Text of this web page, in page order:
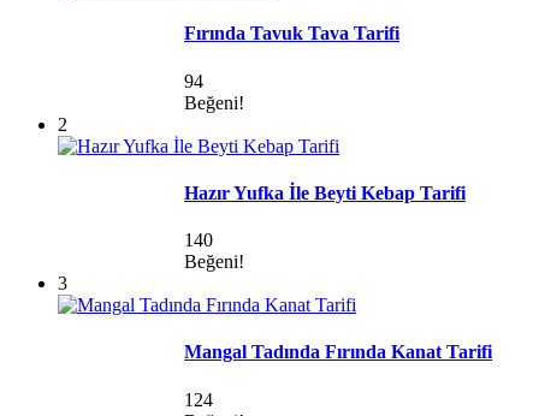
Fırında Tavuk Tava Tarifi
94
Beğeni!
2
Hazır Yufka İle Beyti Kebap Tarifi
140
Beğeni!
3
Mangal Tadında Fırında Kanat Tarifi
124